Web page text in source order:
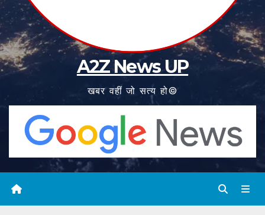
A2Z News UP
खबर वहीं जो सत्य हो©